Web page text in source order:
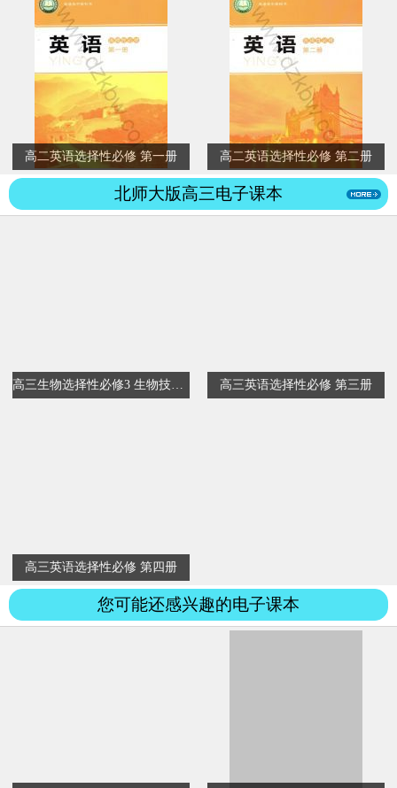
高二英语选择性必修 第一册 高二英语选择性必修 第二册
北师大版高三电子课本
高三生物选择性必修3 生物技术与工程 高三英语选择性必修 第三册
高三英语选择性必修 第四册
您可能还感兴趣的电子课本